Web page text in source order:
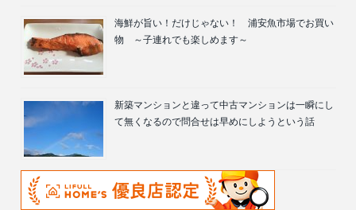
海鮮が旨い！だけじゃない！ 浦安魚市場でお買い
物 ～子連れでも楽しめます～
新築マンションと違って中古マンションは一瞬にし
て無くなるので問合せは早めにしようという話